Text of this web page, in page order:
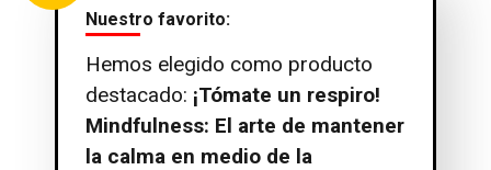
Nuestro favorito:
Hemos elegido como producto
destacado: ¡Tómate un respiro!
Mindfulness: El arte de mantener
la calma en medio de la